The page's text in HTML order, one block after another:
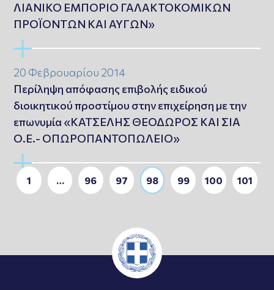
ΛΙΑΝΙΚΟ ΕΜΠΟΡΙΟ ΓΑΛΑΚΤΟΚΟΜΙΚΩΝ
ΠΡΟΪΟΝΤΩΝ ΚΑΙ ΑΥΓΩΝ»
20 Φεβρουαρίου 2014
Περίληψη απόφασης επιβολής ειδικού
διοικητικού προστίμου στην επιχείρηση με την
επωνυμία «ΚΑΤΣΕΛΗΣ ΘΕΟΔΩΡΟΣ ΚΑΙ ΣΙΑ
Ο.Ε.- ΟΠΩΡΟΠΑΝΤΟΠΩΛΕΙΟ»
1 … 96 97 98 99 100 101